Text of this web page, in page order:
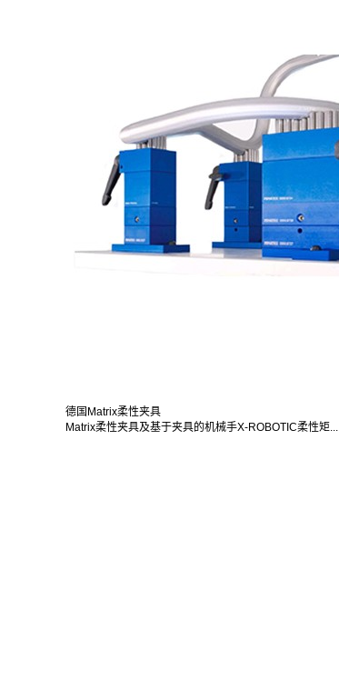
德国Matrix柔性夹具
Matrix柔性夹具及基于夹具的机械手X-ROBOTIC柔性矩...